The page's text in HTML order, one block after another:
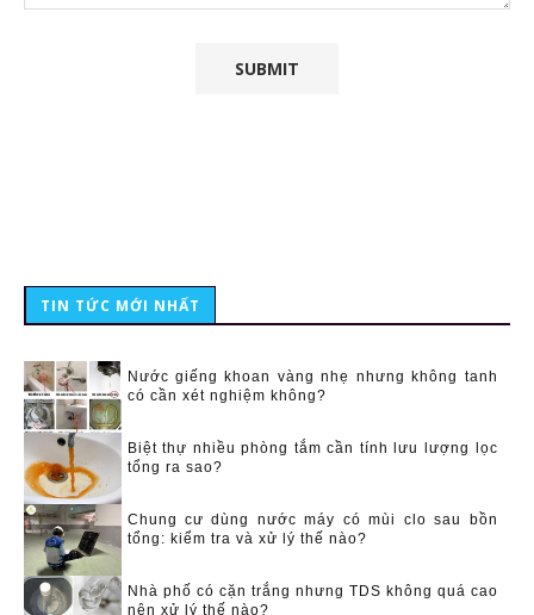
TIN TỨC MỚI NHẤT
Nước giếng khoan vàng nhẹ nhưng không tanh
có cần xét nghiệm không?
Biệt thự nhiều phòng tắm cần tính lưu lượng lọc
tổng ra sao?
Chung cư dùng nước máy có mùi clo sau bồn
tổng: kiểm tra và xử lý thế nào?
Nhà phố có cặn trắng nhưng TDS không quá cao
nên xử lý thế nào?